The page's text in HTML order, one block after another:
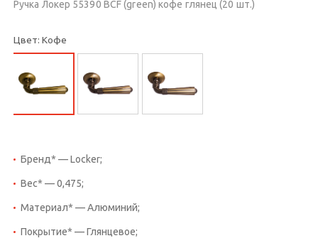
Ручка Локер 55390 BCF (green) кофе глянец (20 шт.)
Цвет: Кофе
Бренд* — Locker;
Вес* — 0,475;
Материал* — Алюминий;
Покрытие* — Глянцевое;